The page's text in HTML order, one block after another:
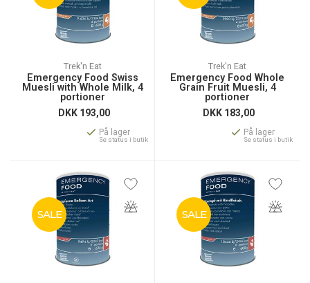
Trek'n Eat
Emergency Food Swiss
Muesli with Whole Milk, 4
portioner
DKK 193,00
På lager
Se status i butik
Trek'n Eat
Emergency Food Whole
Grain Fruit Muesli, 4
portioner
DKK 183,00
På lager
Se status i butik
SALE SALE